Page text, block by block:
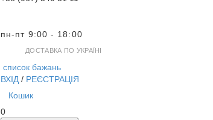
пн-пт 9:00 - 18:00
ДОСТАВКА ПО УКРАЇНІ
список бажань
ВХІД / РЕЄСТРАЦІЯ
Кошик
0